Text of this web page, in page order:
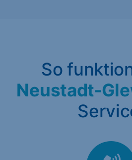
So
Neustadt-